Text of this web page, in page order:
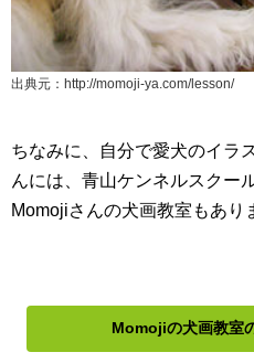
出典元：http://momoji-ya.com/lesson/
ちなみに、自分で愛犬のイラ
んには、青山ケンネルスクー
Momojiさんの犬画教室もあり
Momojiの犬画教室